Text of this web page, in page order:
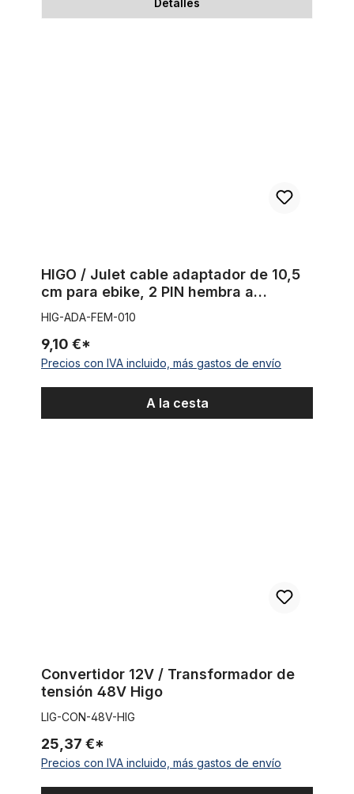
Detalles
HIGO / Julet cable adaptador de 10,5
cm para ebike, 2 PIN hembra a
hembra, rojo
HIG-ADA-FEM-010
9,10 €*
Precios con IVA incluido, más gastos de envío
A la cesta
Convertidor 12V / Transformador de
tensión 48V Higo
LIG-CON-48V-HIG
25,37 €*
Precios con IVA incluido, más gastos de envío